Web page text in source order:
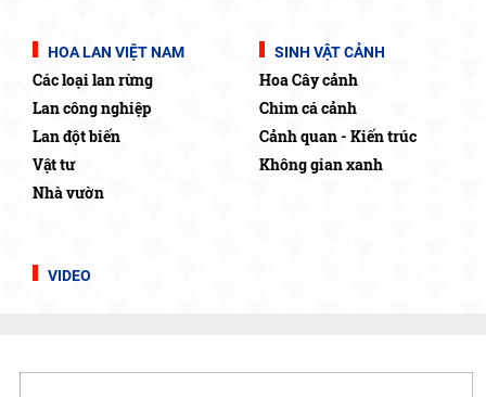
HOA LAN VIỆT NAM
Các loại lan rừng
Lan công nghiệp
Lan đột biến
Vật tư
Nhà vườn
SINH VẬT CẢNH
Hoa Cây cảnh
Chim cá cảnh
Cảnh quan - Kiến trúc
Không gian xanh
VIDEO